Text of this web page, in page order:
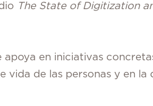
The State of Digitization
en iniciativas
vida de las personas y en la